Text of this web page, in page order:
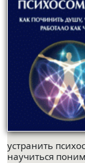
устранить
научиться